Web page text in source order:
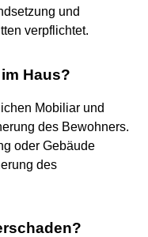
und
verpflichtet.
Haus?
Mobiliar und
des Bewohners.
oder Gebäude
des